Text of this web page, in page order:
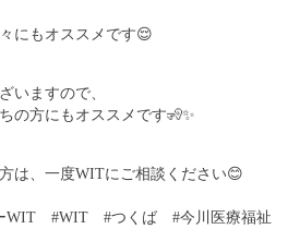
にもオススメです😌
いますので、
の方にもオススメです🧏✨
は、 一度WITにご相談ください😊
　#WIT　#つくば　#今川医療福祉